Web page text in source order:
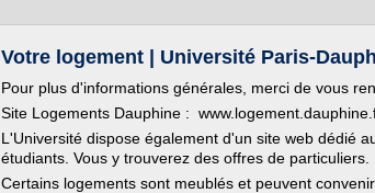
Votre logement | Université Paris-
Pour plus d'informations générales, merci de vous
Site Logements Dauphine :
L'Université dispose également d'un site web dédié
étudiants. Vous y trouverez des offres de particuliers.
Certains logements sont meublés et peuvent